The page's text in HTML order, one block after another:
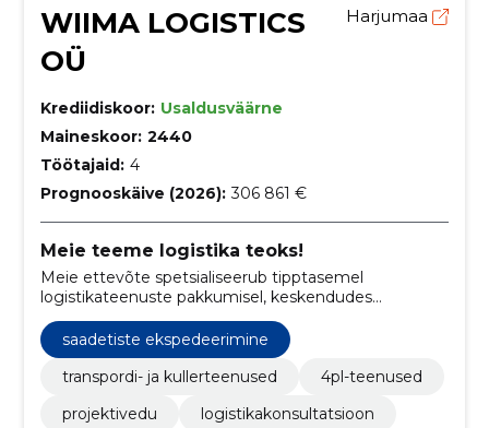
WIIMA LOGISTICS
OÜ
Harjumaa
Krediidiskoor: Usaldusväärne
Maineskoor: 2440
Töötajaid: 4
Prognooskäive (2026): 306 861 €
Meie teeme logistika teoks!
Meie ettevõte spetsialiseerub tipptasemel
logistikateenuste pakkumisel, keskendudes
tarneahela optimeerimisele ja kulude efektiivsusele.
saadetiste ekspedeerimine
transpordi- ja kullerteenused
4pl-teenused
projektivedu
logistikakonsultatsioon